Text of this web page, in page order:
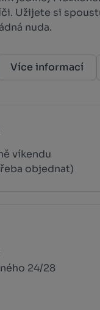
Užijete si
nuda.
Více informací
víkendu
objednat)
24/28